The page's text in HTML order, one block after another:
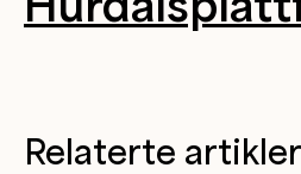
Relaterte artikler